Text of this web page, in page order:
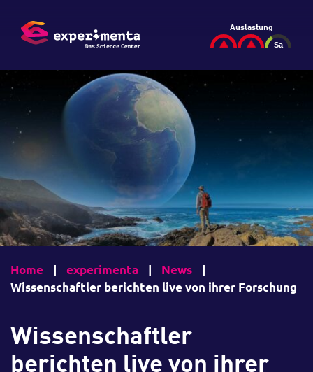
Auslastung
Home | experimenta | News
|
Wissenschaftler berichten live von ihrer Forschung
Wissenschaftler
berichten live von ihrer